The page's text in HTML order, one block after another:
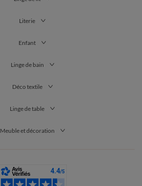
Literie
Enfant
Linge de bain
Déco textile
Linge de table
Meuble et décoration